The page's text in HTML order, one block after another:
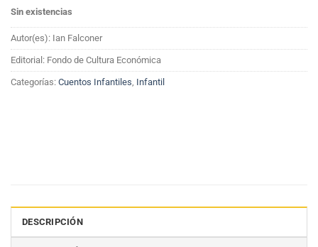
Sin existencias
Autor(es): Ian Falconer
Editorial: Fondo de Cultura Económica
Categorías: Cuentos Infantiles Infantil
DESCRIPCIÓN